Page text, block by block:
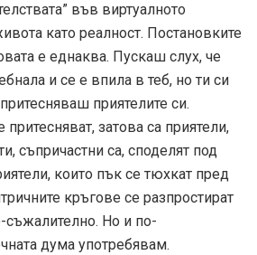
във виртуалното
като реалност. Постановките
е еднаква. Пускаш слух, че
и се е впила в теб, но ти си
приятелите си.
притесняват, затова са приятели,
съпричастни са, споделят под
които пък се тюхкат пред
кръгове се разпростират
Но и по-
дума употребявам.